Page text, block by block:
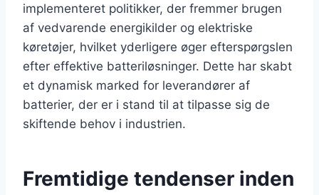
implementeret politikker, der fremmer brugen
af vedvarende energikilder og elektriske
køretøjer, hvilket yderligere øger efterspørgslen
efter effektive batteriløsninger. Dette har skabt
et dynamisk marked for leverandører af
batterier, der er i stand til at tilpasse sig de
skiftende behov i industrien.
Fremtidige tendenser inden